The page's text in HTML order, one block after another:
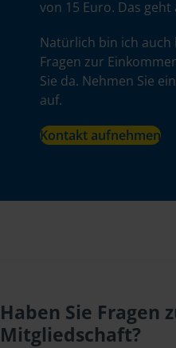
von 15 Euro. Das
Natürlich bin ich auch
Fragen zur
Sie da. Nehmen Sie
auf.
Kontakt aufnehmen
Haben Sie Fragen
Mitgliedschaft?